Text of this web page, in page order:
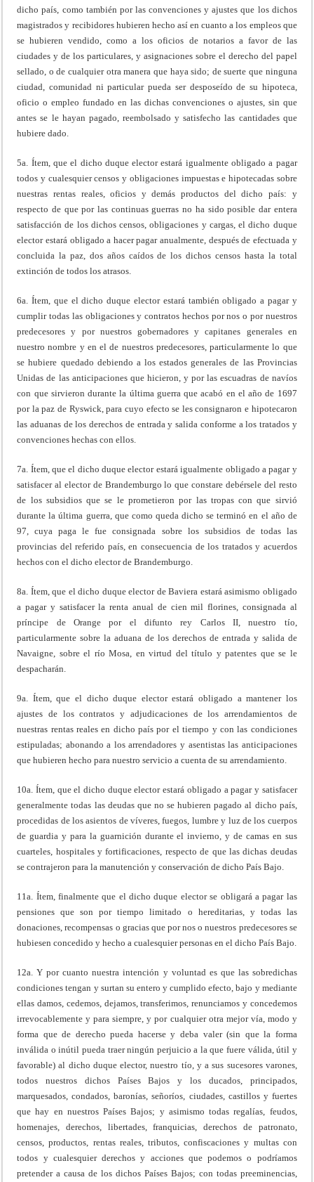
dicho país, como también por las convenciones y ajustes que los dichos
magistrados y recibidores hubieren hecho así en cuanto a los empleos que
se hubieren vendido, como a los oficios de notarios a favor de las
ciudades y de los particulares, y asignaciones sobre el derecho del papel
sellado, o de cualquier otra manera que haya sido; de suerte que ninguna
ciudad, comunidad ni particular pueda ser desposeído de su hipoteca,
oficio o empleo fundado en las dichas convenciones o ajustes, sin que
antes se le hayan pagado, reembolsado y satisfecho las cantidades que
hubiere dado.
5a. Ítem, que el dicho duque elector estará igualmente obligado a pagar
todos y cualesquier censos y obligaciones impuestas e hipotecadas sobre
nuestras rentas reales, oficios y demás productos del dicho país: y
respecto de que por las continuas guerras no ha sido posible dar entera
satisfacción de los dichos censos, obligaciones y cargas, el dicho duque
elector estará obligado a hacer pagar anualmente, después de efectuada y
concluida la paz, dos años caídos de los dichos censos hasta la total
extinción de todos los atrasos.
6a. Ítem, que el dicho duque elector estará también obligado a pagar y
cumplir todas las obligaciones y contratos hechos por nos o por nuestros
predecesores y por nuestros gobernadores y capitanes generales en
nuestro nombre y en el de nuestros predecesores, particularmente lo que
se hubiere quedado debiendo a los estados generales de las Provincias
Unidas de las anticipaciones que hicieron, y por las escuadras de navíos
con que sirvieron durante la última guerra que acabó en el año de 1697
por la paz de Ryswick, para cuyo efecto se les consignaron e hipotecaron
las aduanas de los derechos de entrada y salida conforme a los tratados y
convenciones hechas con ellos.
7a. Ítem, que el dicho duque elector estará igualmente obligado a pagar y
satisfacer al elector de Brandemburgo lo que constare debérsele del resto
de los subsidios que se le prometieron por las tropas con que sirvió
durante la última guerra, que como queda dicho se terminó en el año de
97, cuya paga le fue consignada sobre los subsidios de todas las
provincias del referido país, en consecuencia de los tratados y acuerdos
hechos con el dicho elector de Brandemburgo.
8a. Ítem, que el dicho duque elector de Baviera estará asimismo obligado
a pagar y satisfacer la renta anual de cien mil florines, consignada al
príncipe de Orange por el difunto rey Carlos II, nuestro tío,
particularmente sobre la aduana de los derechos de entrada y salida de
Navaigne, sobre el río Mosa, en virtud del título y patentes que se le
despacharán.
9a. Ítem, que el dicho duque elector estará obligado a mantener los
ajustes de los contratos y adjudicaciones de los arrendamientos de
nuestras rentas reales en dicho país por el tiempo y con las condiciones
estipuladas; abonando a los arrendadores y asentistas las anticipaciones
que hubieren hecho para nuestro servicio a cuenta de su arrendamiento.
10a. Ítem, que el dicho duque elector estará obligado a pagar y satisfacer
generalmente todas las deudas que no se hubieren pagado al dicho país,
procedidas de los asientos de víveres, fuegos, lumbre y luz de los cuerpos
de guardia y para la guarnición durante el invierno, y de camas en sus
cuarteles, hospitales y fortificaciones, respecto de que las dichas deudas
se contrajeron para la manutención y conservación de dicho País Bajo.
11a. Ítem, finalmente que el dicho duque elector se obligará a pagar las
pensiones que son por tiempo limitado o hereditarias, y todas las
donaciones, recompensas o gracias que por nos o nuestros predecesores se
hubiesen concedido y hecho a cualesquier personas en el dicho País Bajo.
12a. Y por cuanto nuestra intención y voluntad es que las sobredichas
condiciones tengan y surtan su entero y cumplido efecto, bajo y mediante
ellas damos, cedemos, dejamos, transferimos, renunciamos y concedemos
irrevocablemente y para siempre, y por cualquier otra mejor vía, modo y
forma que de derecho pueda hacerse y deba valer (sin que la forma
inválida o inútil pueda traer ningún perjuicio a la que fuere válida, útil y
favorable) al dicho duque elector, nuestro tío, y a sus sucesores varones,
todos nuestros dichos Países Bajos y los ducados, principados,
marquesados, condados, baronías, señoríos, ciudades, castillos y fuertes
que hay en nuestros Países Bajos; y asimismo todas regalías, feudos,
homenajes, derechos, libertades, franquicias, derechos de patronato,
censos, productos, rentas reales, tributos, confiscaciones y multas con
todos y cualesquier derechos y acciones que podemos o podríamos
pretender a causa de los dichos Países Bajos; con todas preeminencias,